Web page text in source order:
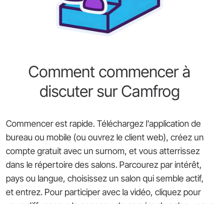
Comment commencer à
discuter sur Camfrog
Commencer est rapide. Téléchargez l'application de
bureau ou mobile (ou ouvrez le client web), créez un
compte gratuit avec un surnom, et vous atterrissez
dans le répertoire des salons. Parcourez par intérêt,
pays ou langue, choisissez un salon qui semble actif,
et entrez. Pour participer avec la vidéo, cliquez pour